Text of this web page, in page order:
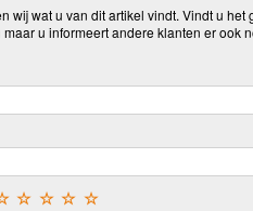
wij wat u van dit artikel vindt. Vindt u
maar u informeert andere klanten er ook
☆
☆
☆
☆